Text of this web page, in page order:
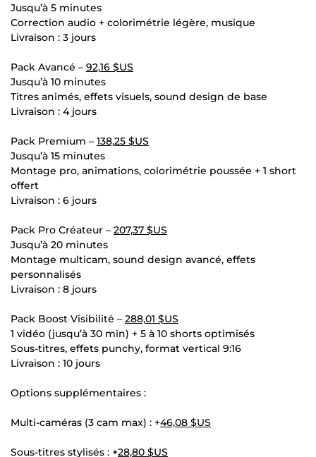
Jusqu’à 5 minutes
Correction audio + colorimétrie légère, musique
Livraison : 3 jours
Pack Avancé – 92,16 $US
Jusqu’à 10 minutes
Titres animés, effets visuels, sound design de base
Livraison : 4 jours
Pack Premium – 138,25 $US
Jusqu’à 15 minutes
Montage pro, animations, colorimétrie poussée + 1 short
offert
Livraison : 6 jours
Pack Pro Créateur – 207,37 $US
Jusqu’à 20 minutes
Montage multicam, sound design avancé, effets
personnalisés
Livraison : 8 jours
Pack Boost Visibilité – 288,01 $US
1 vidéo (jusqu’à 30 min) + 5 à 10 shorts optimisés
Sous-titres, effets punchy, format vertical 9:16
Livraison : 10 jours
Options supplémentaires :
Multi-caméras (3 cam max) : +46,08 $US
Sous-titres stylisés : +28,80 $US